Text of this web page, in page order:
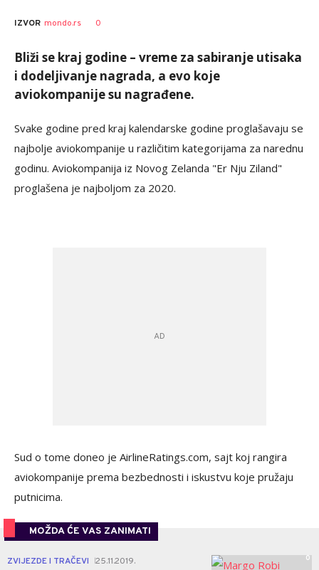
IZVOR mondo.rs 0
Bliži se kraj godine – vreme za sabiranje utisaka
i dodeljivanje nagrada, a evo koje
aviokompanije su nagrađene.
Svake godine pred kraj kalendarske godine proglašavaju se
najbolje aviokompanije u različitim kategorijama za narednu
godinu. Aviokompanija iz Novog Zelanda "Er Nju Ziland"
proglašena je najboljom za 2020.
Sud o tome doneo je AirlineRatings.com, sajt koj rangira
aviokompanije prema bezbednosti i iskustvu koje pružaju
putnicima.
MOŽDA ĆE VAS ZANIMATI
ZVIJEZDE I TRAČEVI 25.11.2019. 0